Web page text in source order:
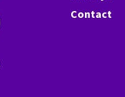
Contact